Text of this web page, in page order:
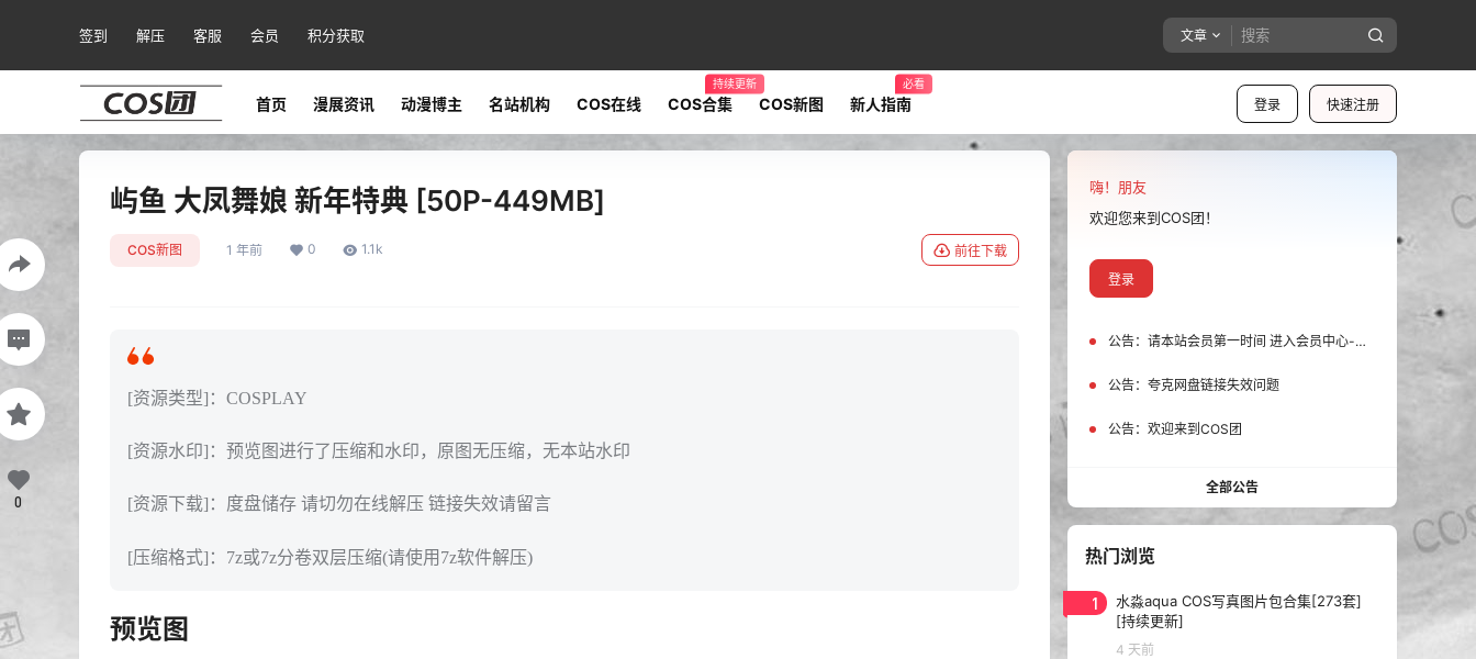
签到 解压 客服 会员 积分获取 文章
登录 快速注册
首页 漫展资讯 动漫博主 名站机构 COS在线 COS合集
持续更新
COS新图 新人指南
必看
屿鱼 大凤舞娘 新年特典 [50P-449MB]
COS新图 1 年前 0 1.1k 前往下载
[资源类型]：COSPLAY
[资源水印]：预览图进行了压缩和水印，原图无压缩，无本站水印
[资源下载]：度盘储存 请切勿在线解压 链接失效请留言
[压缩格式]：7z或7z分卷双层压缩(请使用7z软件解压)
预览图
0
嗨！朋友
欢迎您来到COS团！
登录
公告： 请本站会员第一时间 进入会员中心-我的设置中为您的账号绑定邮箱!
公告： 夸克网盘链接失效问题
公告： 欢迎来到COS团
全部公告
热门浏览
1
水淼aqua COS写真图片包合集[273套]
[持续更新]
4 天前